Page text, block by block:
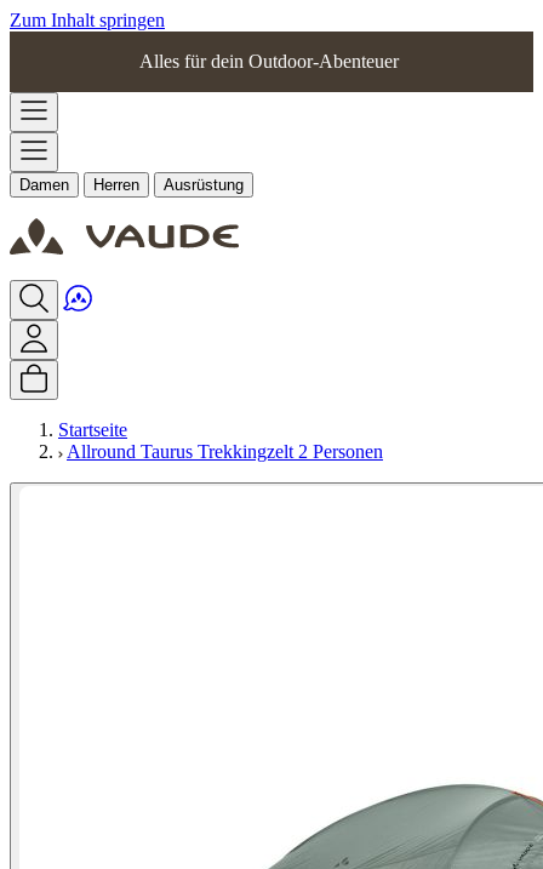
Zum Inhalt springen
Alles für dein Outdoor-Abenteuer
Damen Herren Ausrüstung
Startseite
Allround Taurus Trekkingzelt 2 Personen